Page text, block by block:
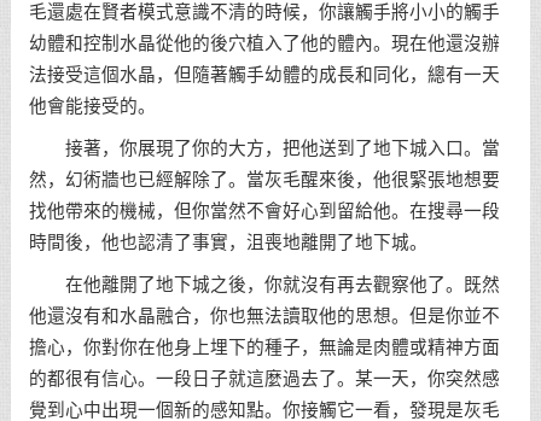
毛還處在賢者模式意識不清的時候，你讓觸手將小小的觸手
幼體和控制水晶從他的後穴植入了他的體內。現在他還沒辦
法接受這個水晶，但隨著觸手幼體的成長和同化，總有一天
他會能接受的。
接著，你展現了你的大方，把他送到了地下城入口。當
然，幻術牆也已經解除了。當灰毛醒來後，他很緊張地想要
找他帶來的機械，但你當然不會好心到留給他。在搜尋一段
時間後，他也認清了事實，沮喪地離開了地下城。
在他離開了地下城之後，你就沒有再去觀察他了。既然
他還沒有和水晶融合，你也無法讀取他的思想。但是你並不
擔心，你對你在他身上埋下的種子，無論是肉體或精神方面
的都很有信心。一段日子就這麼過去了。某一天，你突然感
覺到心中出現一個新的感知點。你接觸它一看，發現是灰毛